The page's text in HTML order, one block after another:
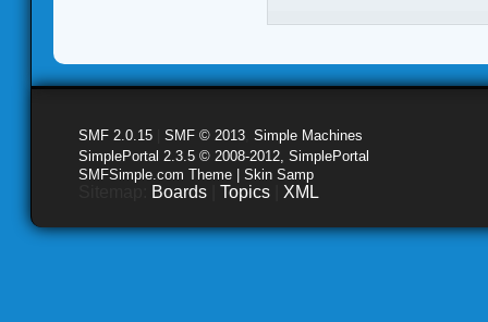
SMF 2.0.15 SMF © 2013 Simple Machines
SimplePortal 2.3.5 © 2008-2012, SimplePortal
SMFSimple.com Theme | Skin Samp
Boards Topics XML